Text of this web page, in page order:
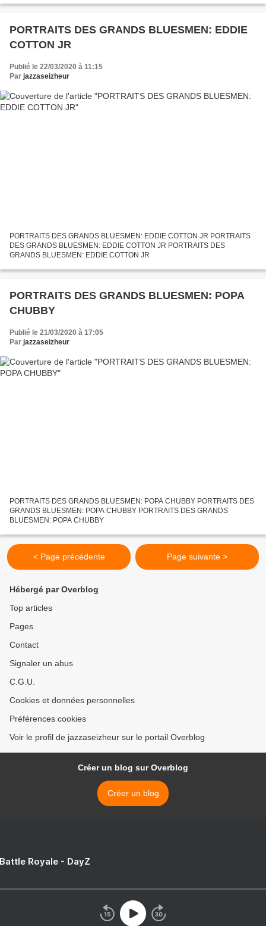
PORTRAITS DES GRANDS BLUESMEN: EDDIE
COTTON JR
Publié le 22/03/2020 à 11:15
Par jazzaseizheur
PORTRAITS DES GRANDS BLUESMEN: EDDIE COTTON JR PORTRAITS
DES GRANDS BLUESMEN: EDDIE COTTON JR PORTRAITS DES
GRANDS BLUESMEN: EDDIE COTTON JR
PORTRAITS DES GRANDS BLUESMEN: POPA
CHUBBY
Publié le 21/03/2020 à 17:05
Par jazzaseizheur
PORTRAITS DES GRANDS BLUESMEN: POPA CHUBBY PORTRAITS DES
GRANDS BLUESMEN: POPA CHUBBY PORTRAITS DES GRANDS
BLUESMEN: POPA CHUBBY
< Page précédente Page suivante >
Hébergé par Overblog
Top articles
Pages
Contact
Signaler un abus
C.G.U.
Cookies et données personnelles
Préférences cookies
Voir le profil de jazzaseizheur sur le portail Overblog
Créer un blog sur Overblog
Créer un blog
Royale - DayZ